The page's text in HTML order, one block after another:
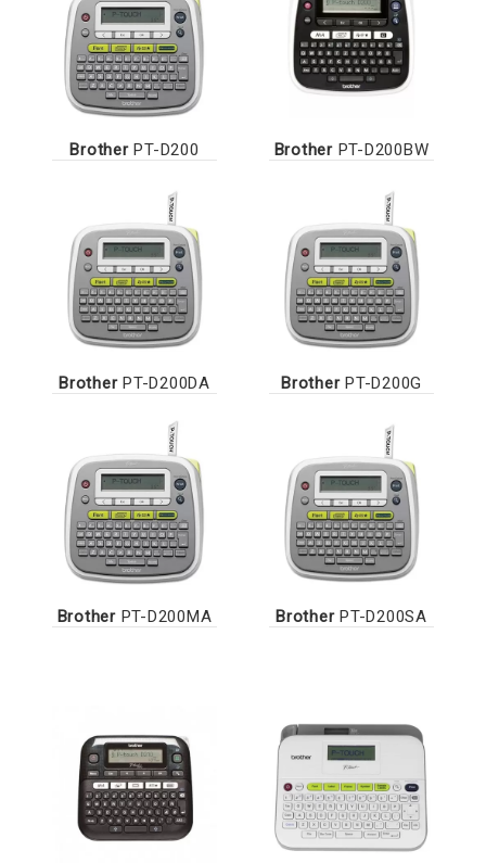
BrotherPT-D200 BrotherPT-D200BW
BrotherPT-D200DA BrotherPT-D200G
BrotherPT-D200MA BrotherPT-D200SA